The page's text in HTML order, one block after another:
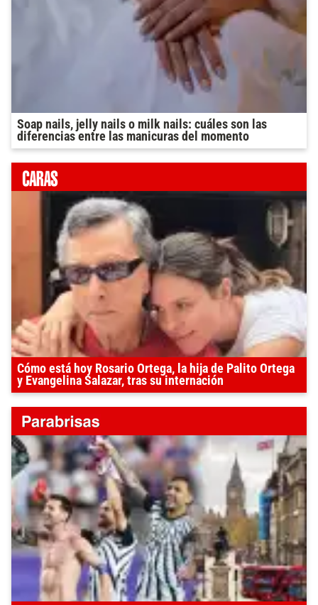
Soap nails, jelly nails o milk nails: cuáles son las
diferencias entre las manicuras del momento
Cómo está hoy Rosario Ortega, la hija de Palito Ortega
y Evangelina Salazar, tras su internación